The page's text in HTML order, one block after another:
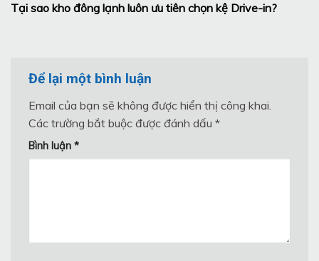
Tại sao kho đông lạnh luôn ưu tiên chọn kệ Drive-in?
Để lại một bình luận
Email của bạn sẽ không được hiển thị công khai.
Các trường bắt buộc được đánh dấu *
Bình luận *